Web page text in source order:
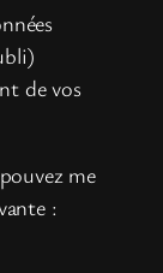
de vos
me
: